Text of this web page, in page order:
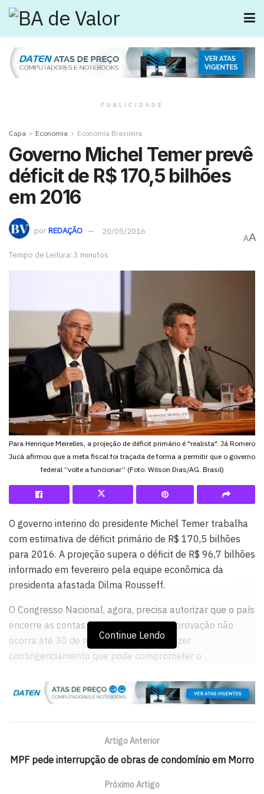
PUBLICIDADE
Capa Economia Economia Brasileira
Governo Michel Temer prevê
déficit de R$ 170,5 bilhões
em 2016
porREDAÇÃO 20/05/2016
Tempo de Leitura: 3 minutos
AA
Para Henrique Meirelles, a projeção de déficit primário é "realista". Já Romero
Jucá afirmou que a meta fiscal foi traçada de forma a permitir que o governo
federal “volte a funcionar” (Foto: Wilson Dias/AG. Brasil)
O governo interino do presidente Michel Temer trabalha
com estimativa de déficit primário de R$ 170,5 bilhões
para 2016. A projeção supera o déficit de R$ 96,7 bilhões
informado em fevereiro pela equipe econômica da
presidenta afastada Dilma Rousseff.
O Congresso Nacional, agora, precisa autorizar que o país
encerre as contas com déficit. Caso a aprovação não
ocorra até 30 de maio, o país terá de fazer
contingenciamento que pode comprometer o
no momento para o governo federal é superávit de R$ 24
bilhões. Incluindo estados e municípios, sobe o superávit
Os ministros da Fazenda, Henrique Meirelles, e do
Planejamento, Romero Jucá, deram a informação há
informado que a nova meta só seria anunciada na
Continue Lendo
Artigo Anterior
MPF pede interrupção de obras de condomínio em Morro
Próximo Artigo